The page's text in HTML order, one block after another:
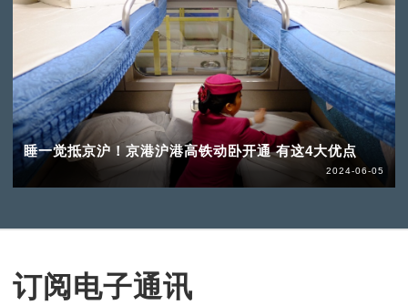
睡一觉抵京沪！京港沪港高铁动卧开通 有这4大优点
2024-06-05
订阅电子通讯